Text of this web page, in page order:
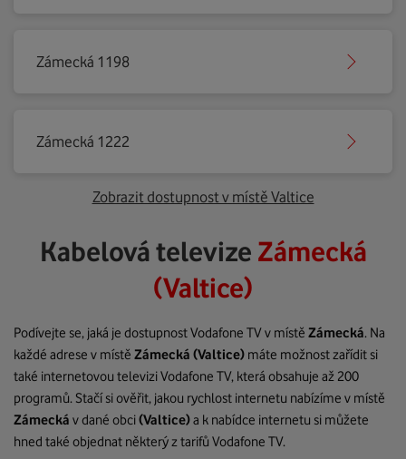
Zámecká 1198
Zámecká 1222
Zobrazit dostupnost v místě Valtice
Kabelová televize Zámecká
(Valtice)
Podívejte se, jaká je dostupnost Vodafone TV v místě Zámecká. Na
každé adrese v místě Zámecká (Valtice) máte možnost zařídit si
také internetovou televizi Vodafone TV, která obsahuje až 200
programů. Stačí si ověřit, jakou rychlost internetu nabízíme v místě
Zámecká v dané obci(Valtice)a k nabídce internetu si můžete
hned také objednat některý z tarifů Vodafone TV.